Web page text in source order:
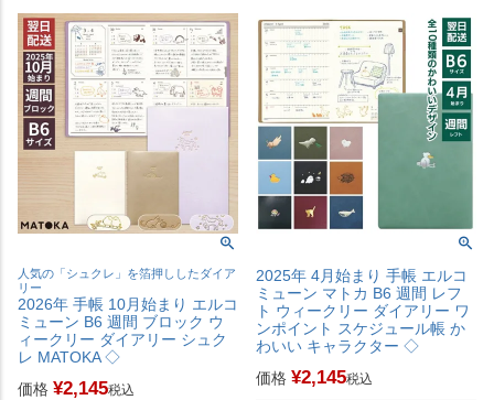
人気の「シュクレ」を箔押ししたダイア
リー
2026年 手帳 10月始まり エルコ
ミューン B6 週間 ブロック ウ
ィークリー ダイアリー シュク
レ MATOKA ◇
価格 ¥2,145税込
2025年 4月始まり 手帳 エルコ
ミューン マトカ B6 週間 レフ
ト ウィークリー ダイアリー ワ
ンポイント スケジュール帳 か
わいい キャラクター ◇
価格 ¥2,145税込